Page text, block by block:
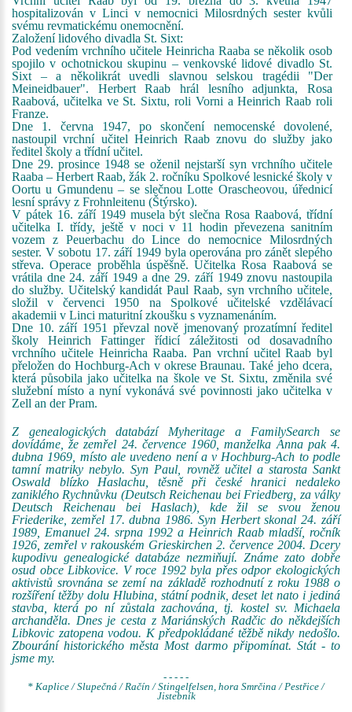
hospitalizován v Linci v nemocnici Milosrdných sester kvůli
svému revmatickému onemocnění.
Založení lidového divadla St. Sixt:
Pod vedením vrchního učitele Heinricha Raaba se několik osob
spojilo v ochotnickou skupinu – venkovské lidové divadlo St.
Sixt – a několikrát uvedli slavnou selskou tragédii "Der
Meineidbauer". Herbert Raab hrál lesního adjunkta, Rosa
Raabová, učitelka ve St. Sixtu, roli Vorni a Heinrich Raab roli
Franze.
Dne 1. června 1947, po skončení nemocenské dovolené,
nastoupil vrchní učitel Heinrich Raab znovu do služby jako
ředitel školy a třídní učitel.
Dne 29. prosince 1948 se oženil nejstarší syn vrchního učitele
Raaba – Herbert Raab, žák 2. ročníku Spolkové lesnické školy v
Oortu u Gmundenu – se slečnou Lotte Orascheovou, úřednicí
lesní správy z Frohnleitenu (Štýrsko).
V pátek 16. září 1949 musela být slečna Rosa Raabová, třídní
učitelka I. třídy, ještě v noci v 11 hodin převezena sanitním
vozem z Peuerbachu do Lince do nemocnice Milosrdných
sester. V sobotu 17. září 1949 byla operována pro zánět slepého
střeva. Operace proběhla úspěšně. Učitelka Rosa Raabová se
vrátila dne 24. září 1949 a dne 29. září 1949 znovu nastoupila
do služby. Učitelský kandidát Paul Raab, syn vrchního učitele,
složil v červenci 1950 na Spolkové učitelské vzdělávací
akademii v Linci maturitní zkoušku s vyznamenáním.
Dne 10. září 1951 převzal nově jmenovaný prozatímní ředitel
školy Heinrich Fattinger řídicí záležitosti od dosavadního
vrchního učitele Heinricha Raaba. Pan vrchní učitel Raab byl
přeložen do Hochburg-Ach v okrese Braunau. Také jeho dcera,
která působila jako učitelka na škole ve St. Sixtu, změnila své
služební místo a nyní vykonává své povinnosti jako učitelka v
Zell an der Pram.
Z genealogických databází Myheritage a FamilySearch se
dovídáme, že zemřel 24. července 1960, manželka Anna pak 4.
dubna 1969, místo ale uvedeno není a v Hochburg-Ach to podle
tamní matriky nebylo. Syn Paul, rovněž učitel a starosta Sankt
Oswald blízko Haslachu, těsně při české hranici nedaleko
zaniklého Rychnůvku (Deutsch Reichenau bei Friedberg, za války
Deutsch Reichenau bei Haslach), kde žil se svou ženou
Friederike, zemřel 17. dubna 1986. Syn Herbert skonal 24. září
1989, Emanuel 24. srpna 1992 a Heinrich Raab mladší, ročník
1926, zemřel v rakouském Grieskirchen 2. července 2004. Dcery
kupodivu genealogické databáze nezmiňují. Známe zato dobře
osud obce Libkovice. V roce 1992 byla přes odpor ekologických
aktivistů srovnána se zemí na základě rozhodnutí z roku 1988 o
rozšíření těžby dolu Hlubina, státní podnik, deset let nato i jediná
stavba, která po ní zůstala zachována, tj. kostel sv. Michaela
archanděla. Dnes je cesta z Mariánských Radčic do někdejších
Libkovic zatopena vodou. K předpokládané těžbě nikdy nedošlo.
Zbourání historického města Most darmo připomínat. Stát - to
jsme my.
- - - - -
* Kaplice / Slupečná / Račín / Stingelfelsen, hora Smrčina / Pestřice /
Jistebník